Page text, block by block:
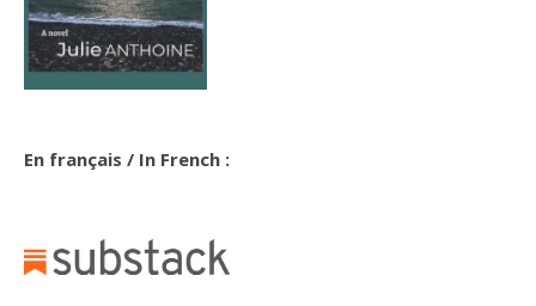
En français / In French :